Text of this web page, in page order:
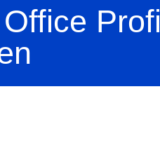
Profi